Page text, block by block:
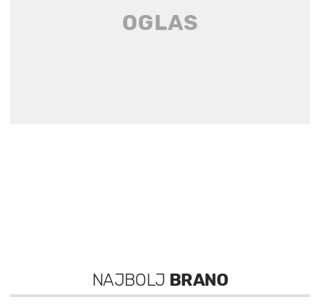
NAJBOLJ BRANO